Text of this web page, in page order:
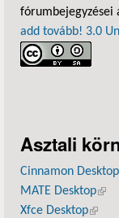
fórumbejegyzései
add tovább! 3.0
Asztali
Cinnamon Desktop
MATE Desktop
Xfce Desktop